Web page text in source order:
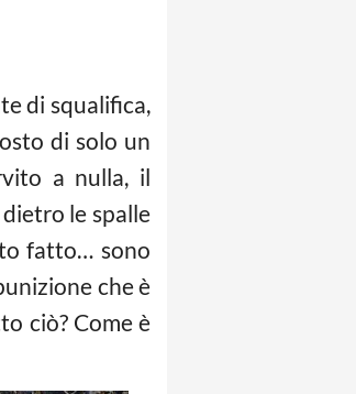
di squalifica,
di solo un
a nulla, il
le spalle
fatto… sono
che è
ciò? Come è